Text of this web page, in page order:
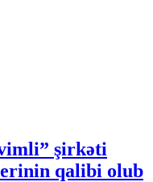
şirkəti
qalibi olub